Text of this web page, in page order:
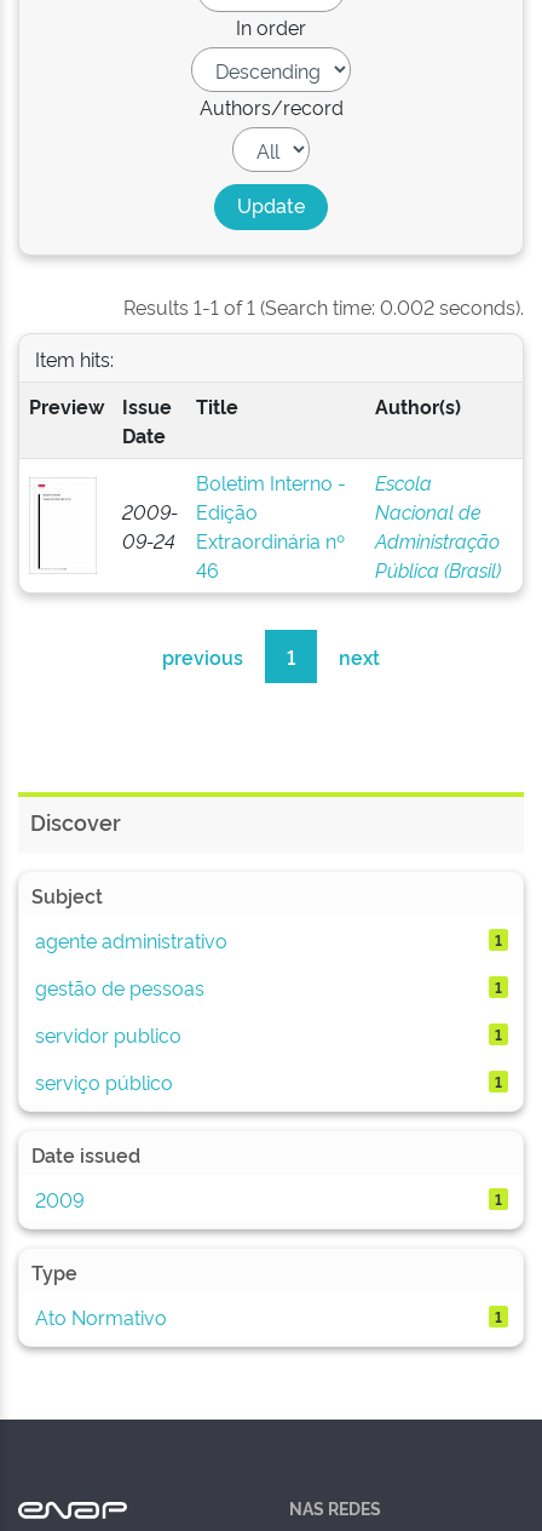
In order
Authors/record
Results 1-1 of 1 (Search time: 0.002 seconds).
Item hits:
Preview
Issue
Date
Title Author(s)
2009-
09-24
Boletim Interno -
Edição
Extraordinária nº
46
Escola
Nacional de
Administração
Pública (Brasil)
previous 1 next
Discover
Subject
agente administrativo
1
gestão de pessoas 1
servidor publico 1
serviço público 1
Date issued
2009
1
Type
Ato Normativo
1
NAS REDES